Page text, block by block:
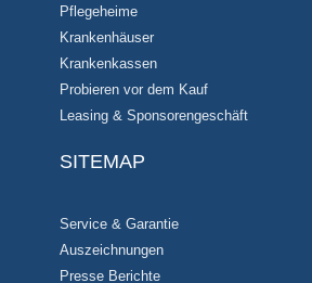
Pflegeheime
Krankenhäuser
Krankenkassen
Probieren vor dem Kauf
Leasing & Sponsorengeschäft
SITEMAP
Service & Garantie
Auszeichnungen
Presse Berichte